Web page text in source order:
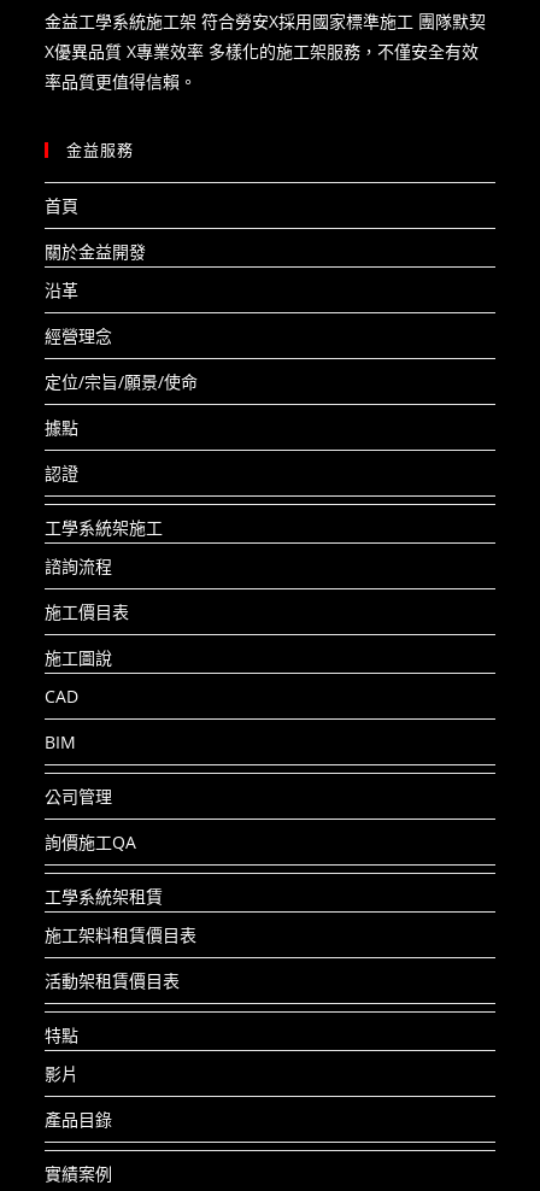
金益工學系統施工架 符合勞安X​採用國家標準施工 團隊默契
X優異品質 X專業效率 多樣化的施工架服務，不僅安全有效
率品質更值得信賴。
金益服務
首頁
關於金益開發
沿革
經營理念
定位/宗旨/願景/使命
據點
認證
工學系統架施工
諮詢流程
施工價目表
施工圖說
CAD
BIM
公司管理
詢價施工QA
工學系統架租賃
施工架料租賃價目表
活動架租賃價目表
特點
影片
產品目錄
實績案例